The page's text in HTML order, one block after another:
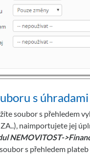
s úhradami
soubor s přehledem
naimportujete jej
NEMOVITOST-
s přehledem